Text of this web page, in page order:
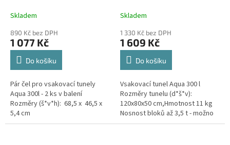
Skladem
890 Kč bez DPH
1 077 Kč
Do košíku
Pár čel pro vsakovací tunely
Aqua 300l - 2 ks v balení
Rozměry (š*v*h): 68,5 x 46,5 x
5,4 cm
Skladem
1 330 Kč bez DPH
1 609 Kč
Do košíku
Vsakovací tunel Aqua 300 l
Rozměry tunelu (d*š*v):
120x80x50 cm,Hmotnost 11 kg
Nosnost bloků až 3,5 t - možno
umístit pod parkovací stání do